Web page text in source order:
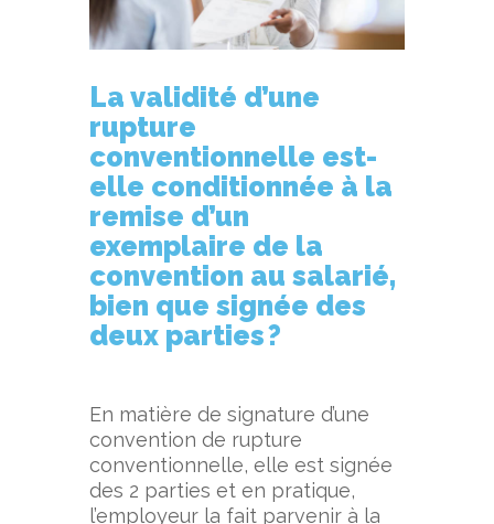
La validité d’une
rupture
conventionnelle est-
elle conditionnée à la
remise d’un
exemplaire de la
convention au salarié,
bien que signée des
deux parties?
En matière de signature d’une
convention de rupture
conventionnelle, elle est signée
des 2 parties et en pratique,
l’employeur la fait parvenir à la